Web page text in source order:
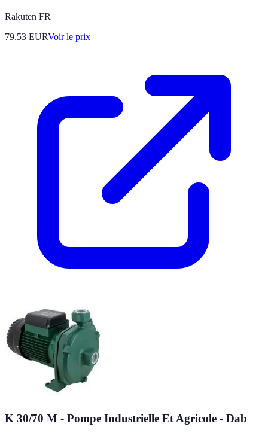
Rakuten FR
79.53 EURVoir le prix
K 30/70 M - Pompe Industrielle Et Agricole - Dab